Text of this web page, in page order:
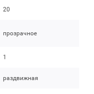
20
прозрачное
1
раздвижная